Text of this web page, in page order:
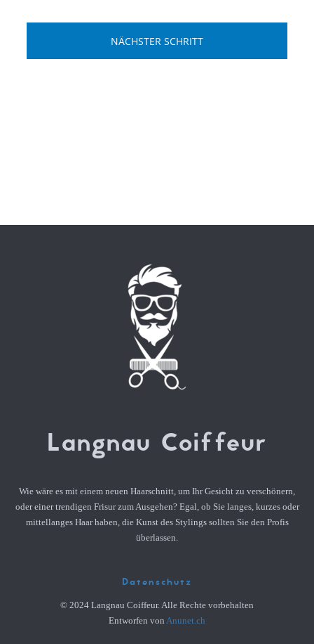
NÄCHSTER SCHRITT
Langnau Coiffeur
Wie wäre es mit einem neuen Haarschnitt, um Ihr Gesicht zu verschönern,
oder einer trendigen Frisur zum Ausgehen? Egal, ob Sie langes, kurzes oder
mittellanges Haar haben, die Kunst des Stylings sollten Sie den Profis
überlassen.
Datenschutz
© 2024 Langnau Coiffeur. Alle Rechte vorbehalten
Entworfen von Anunet.ch